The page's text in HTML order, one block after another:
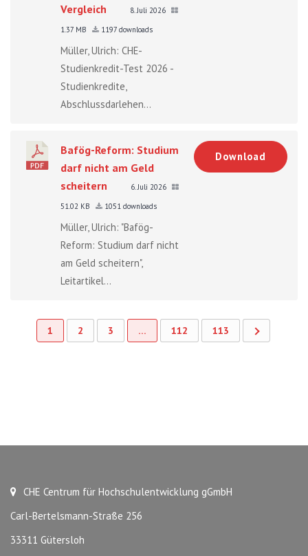
Vergleich
8. Juli 2026
1.37 MB
1197 downloads
Müller, Ulrich: CHE-
Studienkredit-Test 2026 -
Studienkredite,
Abschlussdarlehen...
Bafög-Reform: Studium
darf nicht am Geld
scheitern
6. Juli 2026
51.02 KB
1051 downloads
Müller, Ulrich: "Bafög-
Reform: Studium darf nicht
am Geld scheitern",
Leitartikel...
Download
1 2 3 … 112 113
CHE Centrum für Hochschulentwicklung gGmbH
Carl-Bertelsmann-Straße 256
33311 Gütersloh